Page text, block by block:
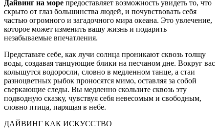
Дайвинг на море предоставляет возможность увидеть то, что
скрыто от глаз большинства людей, и почувствовать себя
частью огромного и загадочного мира океана. Это увлечение,
которое может изменить вашу жизнь и подарить
незабываемые впечатления.
Представьте себе, как лучи солнца проникают сквозь толщу
воды, создавая танцующие блики на песчаном дне. Вокруг вас
колышутся водоросли, словно в медленном танце, а стаи
разноцветных рыбок проносятся мимо, оставляя за собой
сверкающие следы. Вы медленно скользите сквозь эту
подводную сказку, чувствуя себя невесомым и свободным,
словно птица, парящая в небе.
ДАЙВИНГ КАК ИСКУССТВО